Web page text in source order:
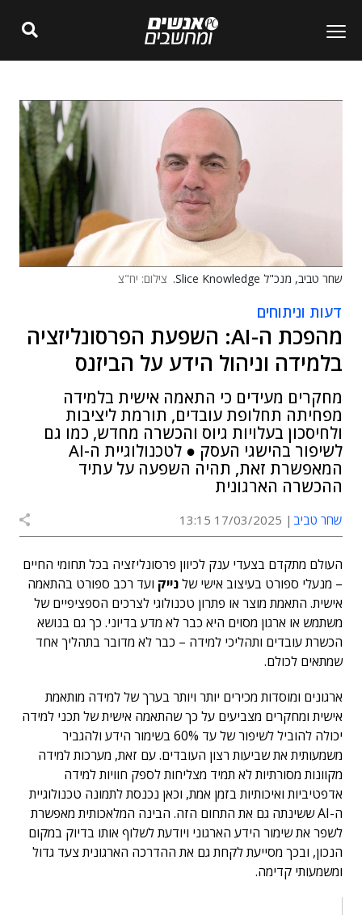
שחר טביב, מנכ"ל Slice Knowledge. צילום: יח"צ
דעות וניתוחים
מהפכת ה-AI: השפעת הפרסונליזציה
בלמידה וניהול הידע על הביזנס
מחקרים מעידים כי התאמה אישית בלמידה
מפחיתה תחלופת עובדים, תורמת ליציבות
ולחיסכון בעלויות גיוס והכשרה מחדש, כמו גם
לשיפור בהישגי העסק ● לטכנולוגיית ה-AI
המאפשרת זאת, תהיה השפעה על עתיד
ההכשרה הארגונית
שחר טביב 17/03/2025 13:15
העולם מתקדם בצעדי ענק לכיוון פרסונליזציה בכל תחומי החיים
– מנעלי ספורט בעיצוב אישי שלנייק ועד רכב ספורט בהתאמה
אישית. התאמת מוצר או פתרון טכנולוגי לצרכים הספציפיים של
משתמש או ארגון מסוים היא כבר לא מדע בדיוני. כך גם בנושא
הכשרת עובדים ותהליכי למידה – כבר לא מדובר בתהליך אחד
שמתאים לכולם.
ארגונים ומוסדות מכירים יותר ויותר בערך של למידה מותאמת
אישית ומחקרים מצביעים על כך שהתאמה אישית של תכני למידה
יכולה להוביל לשיפור של עד 60% בשימור הידע ולהגביר
משמעותית את שביעות רצון העובדים. עם זאת, מערכות למידה
מקוונות מסורתיות לא תמיד מצליחות לספק חוויות למידה
אדפטיביות ואיכותיות בזמן אמת, וכאן נכנסת לתמונה טכנולוגיית
ה-AI ששינתה גם את התחום הזה. הבינה המלאכותית מאפשרת
לשפר את שימור הידע הארגוני ויודעת לשלוף אותו בדיוק במקום
הנכון, ובכך מסייעת לקחת גם את ההדרכה הארגונית צעד גדול
ומשמעותי קדימה.